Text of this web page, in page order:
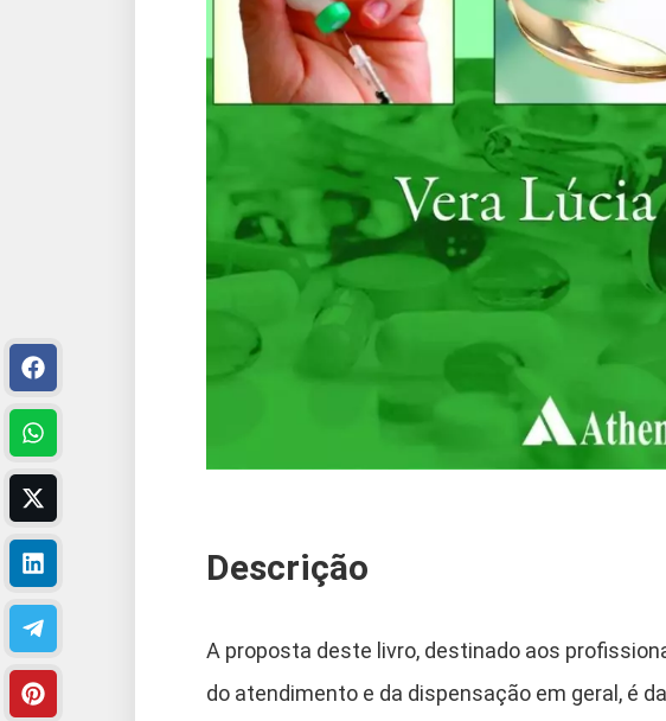
Descrição
A proposta deste livro, destinado aos
do atendimento e da dispensação em geral, é